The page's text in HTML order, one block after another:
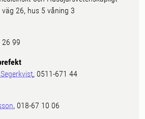
26, hus 5 våning 3
26 99
, 0511-671 44
, 018-67 10 06